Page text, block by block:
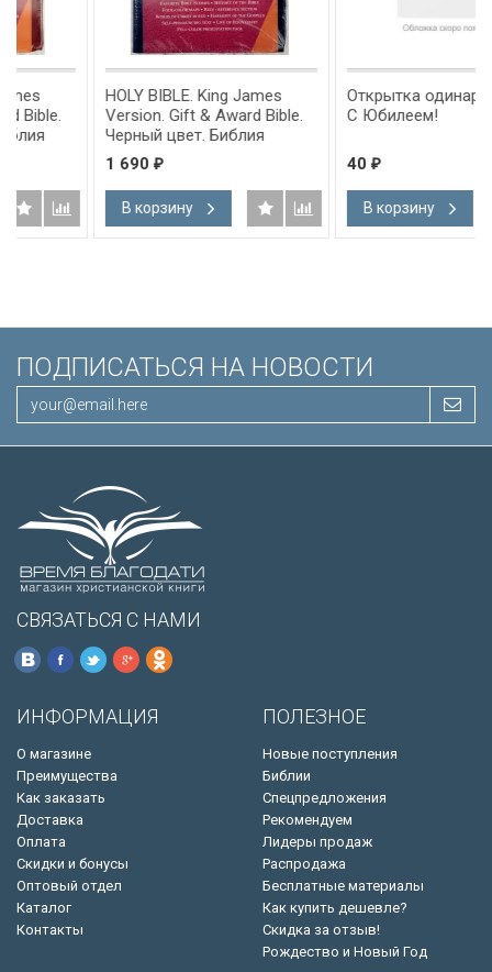
HOLY BIBLE. King James
Version. Gift & Award Bible.
Черный цвет. Библия
Короля Иакова на
английском языке.
Словарь, карты, закладка,
подарочная вкладка, слова
Иисуса выделены красным
В корзину
Открытка одинарная 10x15:
С Юбилеем!
В корзину
ПОДПИСАТЬСЯ НА НОВОСТИ
СВЯЗАТЬСЯ С НАМИ
ИНФОРМАЦИЯ
О магазине
Преимущества
Как заказать
Доставка
Оплата
Скидки и бонусы
Оптовый отдел
Каталог
Контакты
ПОЛЕЗНОЕ
Новые поступления
Библии
Спецпредложения
Рекомендуем
Лидеры продаж
Распродажа
Бесплатные материалы
Как купить дешевле?
Скидка за отзыв!
Рождество и Новый Год